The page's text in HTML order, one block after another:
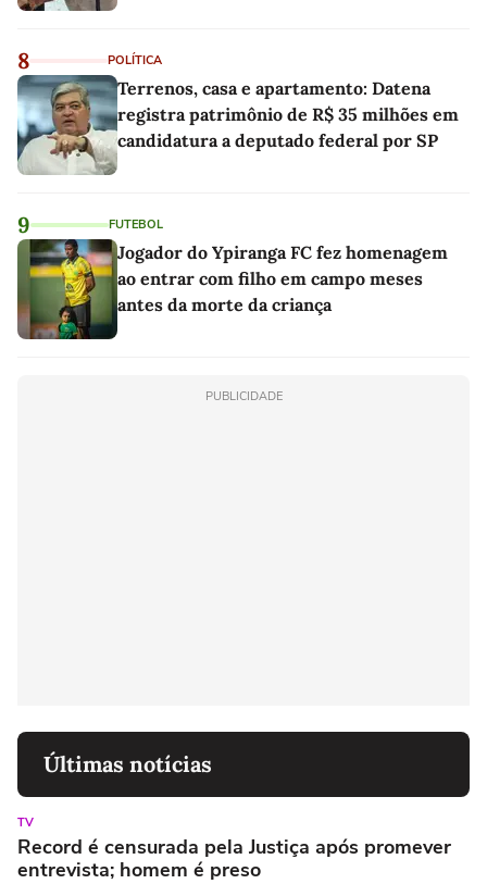
8 POLÍTICA
Terrenos, casa e apartamento: Datena
registra patrimônio de R$ 35 milhões em
candidatura a deputado federal por SP
9 FUTEBOL
Jogador do Ypiranga FC fez homenagem
ao entrar com filho em campo meses
antes da morte da criança
PUBLICIDADE
Últimas notícias
TV
Record é censurada pela Justiça após promever
entrevista; homem é preso